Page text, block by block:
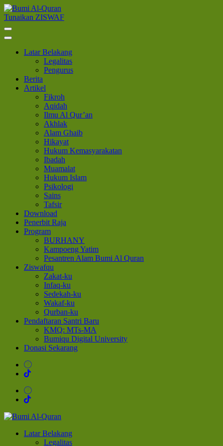
Lompat
ke
konten
(Tekan
Tunaikan ZISWAF
Latar Belakang
Legalitas
Pengurus
Berita
Artikel
Fikroh
Aqidah
Ilmu Al Qur’an
Akhlak
Alam Ghaib
Hikayat
Hukum Kemasyarakatan
Ibadah
Muamalat
Hukum Islam
Psikologi
Sains
Tafsir
Download
Penerbit Raja
Program
BURHANY
Kampoeng Yatim
Pesantren Alam Bumi Al Quran
Ziswafqu
Zakat-ku
Infaq-ku
Sedekah-ku
Wakaf-ku
Qurban-ku
Pendaftaran Santri Baru
KMQ: MTs-MA
Bumiqu Digital University
Donasi Sekarang
Bumi Al-Quran
Sinergi Untuk Kebahagiaan Dunia-Akhirat
Latar Belakang
Legalitas